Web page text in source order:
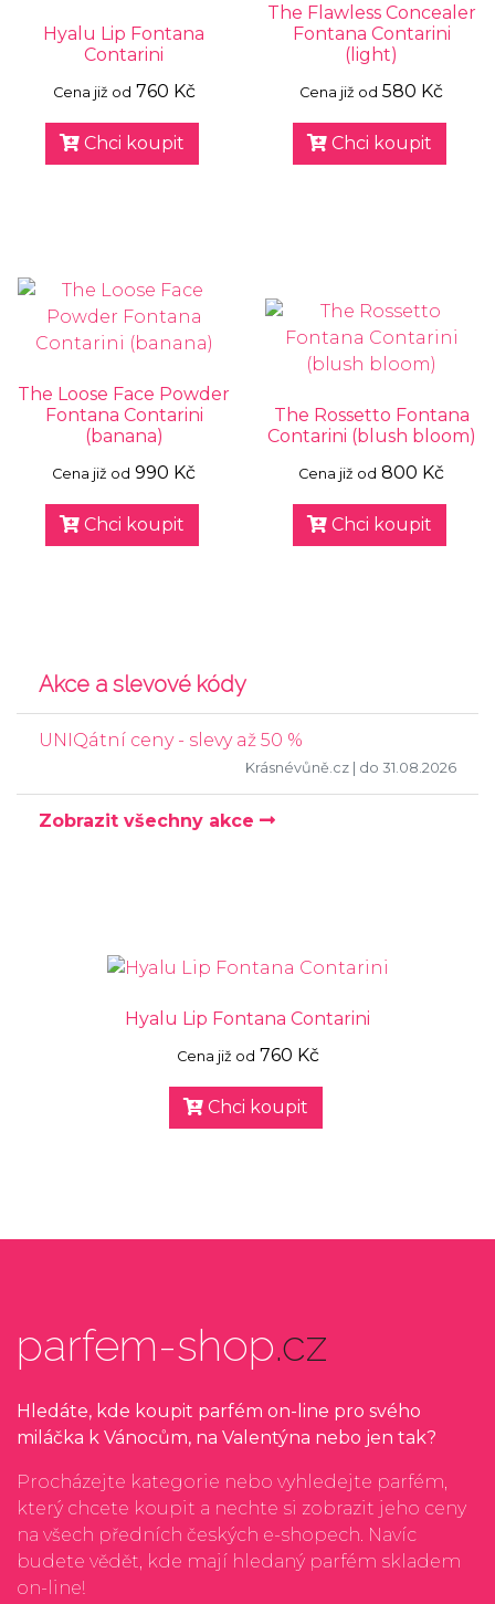
Hyalu Lip Fontana
Contarini
Cena již od 760 Kč
Chci koupit
The Flawless Concealer
Fontana Contarini
(light)
Cena již od 580 Kč
Chci koupit
The Loose Face Powder
Fontana Contarini
(banana)
Cena již od 990 Kč
Chci koupit
The Rossetto Fontana
Contarini (blush bloom)
Cena již od 800 Kč
Chci koupit
Akce a slevové kódy
UNIQátní ceny - slevy až 50 %
Krásnévůně.cz | do 31.08.2026
Zobrazit všechny akce
Hyalu Lip Fontana Contarini
Cena již od 760 Kč
Chci koupit
parfem-shop.cz
Hledáte, kde koupit parfém on-line pro svého
miláčka k Vánocům, na Valentýna nebo jen tak?
Procházejte kategorie nebo vyhledejte parfém,
který chcete koupit a nechte si zobrazit jeho ceny
na všech předních českých e-shopech. Navíc
budete vědět, kde mají hledaný parfém skladem
on-line!